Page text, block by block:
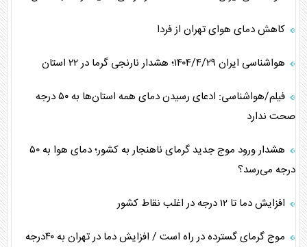
کاهش دمای هوای تهران از فردا
هواشناسی ایران ۱۴۰۴/۴/۲۹؛ هشدار نارنجی گرما در ۲۲ استان
فیلم/هواشناسی: ادعای رسیدن دمای همه استان‌ها به ۵۰ درجه
صحت ندارد
هشدار ورود موج جدید گرمای ناهنجار به کشور؛ دمای هوا به ۵۰
درجه می‌رسد؟
افزایش دما تا ۱۲ درجه در اغلب نقاط کشور
موج گرمای گسترده در راه است / افزایش دما در تهران به ۴۰درجه